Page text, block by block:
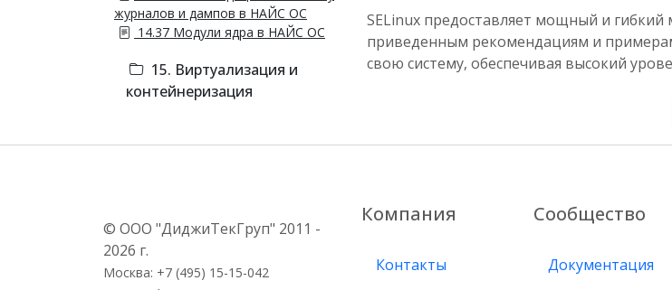
журналов и дампов в НАЙС ОС
14.37 Модули ядра в НАЙС ОС
15. Виртуализация и
контейнеризация
SELinux предоставляет мощный и
приведенным рекомендациям и
свою систему, обеспечивая высокий
© ООО "ДиджиТекГруп" 2011 -
2026 г.
Москва: +7 (495) 15-15-042
Компания
Контакты
Сообщество
Документация